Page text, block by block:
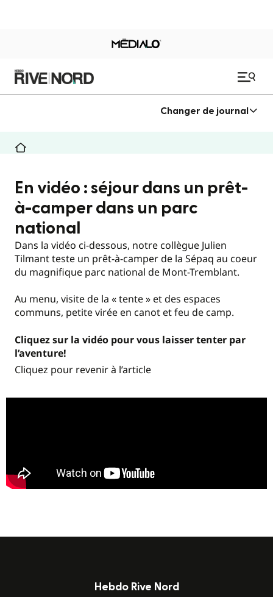
Changer de journal
En vidéo : séjour dans un prêt-
à-camper dans un parc
national
Dans la vidéo ci-dessous, notre collègue Julien
Tilmant teste un prêt-à-camper de la Sépaq au coeur
du magnifique parc national de Mont-Tremblant.
Au menu, visite de la « tente » et des espaces
communs, petite virée en canot et feu de camp.
Cliquez sur la vidéo pour vous laisser tenter par
l’aventure!
Cliquez pour revenir à l’article
Hebdo Rive Nord